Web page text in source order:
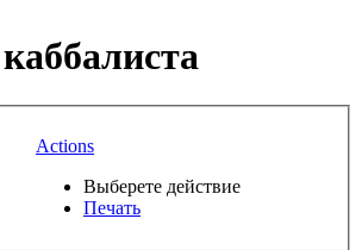
Actions
Выберете действие
Печать